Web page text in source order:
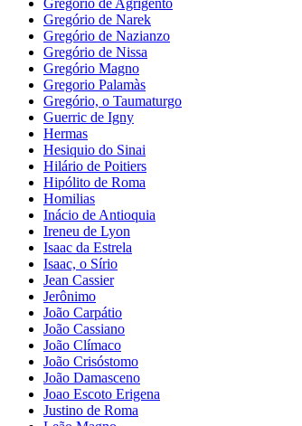
Gregório de Agrigento
Gregório de Narek
Gregório de Nazianzo
Gregório de Nissa
Gregório Magno
Gregorio Palamàs
Gregório, o Taumaturgo
Guerric de Igny
Hermas
Hesiquio do Sinai
Hilário de Poitiers
Hipólito de Roma
Homilias
Inácio de Antioquia
Ireneu de Lyon
Isaac da Estrela
Isaac, o Sírio
Jean Cassier
Jerônimo
João Carpátio
João Cassiano
João Clímaco
João Crisóstomo
João Damasceno
Joao Escoto Erigena
Justino de Roma